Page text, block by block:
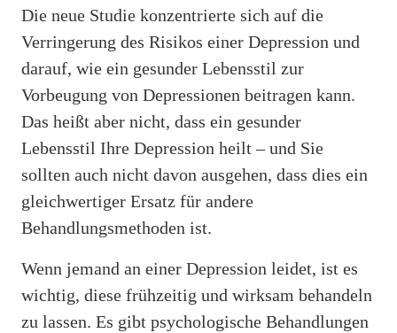
Die neue Studie konzentrierte sich auf die
Verringerung des Risikos einer Depression und
darauf, wie ein gesunder Lebensstil zur
Vorbeugung von Depressionen beitragen kann.
Das heißt aber nicht, dass ein gesunder
Lebensstil Ihre Depression heilt – und Sie
sollten auch nicht davon ausgehen, dass dies ein
gleichwertiger Ersatz für andere
Behandlungsmethoden ist.
Wenn jemand an einer Depression leidet, ist es
wichtig, diese frühzeitig und wirksam behandeln
zu lassen. Es gibt psychologische Behandlungen